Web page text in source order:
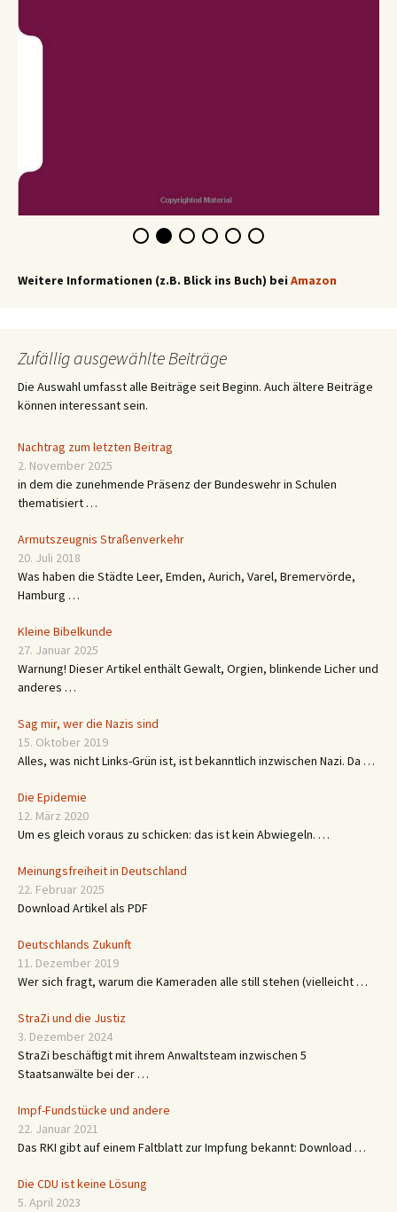
Weitere Informationen (z.B. Blick ins Buch) bei Amazon
Zufällig ausgewählte Beiträge
Die Auswahl umfasst alle Beiträge seit Beginn. Auch ältere Beiträge
können interessant sein.
Nachtrag zum letzten Beitrag
2. November 2025
in dem die zunehmende Präsenz der Bundeswehr in Schulen
thematisiert …
Armutszeugnis Straßenverkehr
20. Juli 2018
Was haben die Städte Leer, Emden, Aurich, Varel, Bremervörde,
Hamburg …
Kleine Bibelkunde
27. Januar 2025
Warnung! Dieser Artikel enthält Gewalt, Orgien, blinkende Licher und
anderes …
Sag mir, wer die Nazis sind
15. Oktober 2019
Alles, was nicht Links-Grün ist, ist bekanntlich inzwischen Nazi. Da …
Die Epidemie
12. März 2020
Um es gleich voraus zu schicken: das ist kein Abwiegeln. …
Meinungsfreiheit in Deutschland
22. Februar 2025
Download Artikel als PDF
Deutschlands Zukunft
11. Dezember 2019
Wer sich fragt, warum die Kameraden alle still stehen (vielleicht …
StraZi und die Justiz
3. Dezember 2024
StraZi beschäftigt mit ihrem Anwaltsteam inzwischen 5
Staatsanwälte bei der …
Impf-Fundstücke und andere
22. Januar 2021
Das RKI gibt auf einem Faltblatt zur Impfung bekannt: Download …
Die CDU ist keine Lösung
5. April 2023